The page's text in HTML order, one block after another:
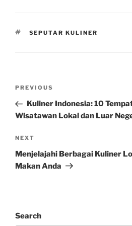
TAGS
SEPUTAR KULINER
Previous
Post
PREVIOUS
Kuliner Indonesia: 10
Wisatawan Lokal dan Luar
Next
Post
NEXT
Menjelajahi Berbagai Kuliner
Makan Anda
Search